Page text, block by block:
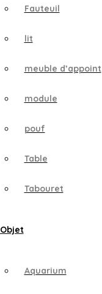
Fauteuil
lit
meuble d’appoint
module
pouf
Table
Tabouret
Objet
Aquarium